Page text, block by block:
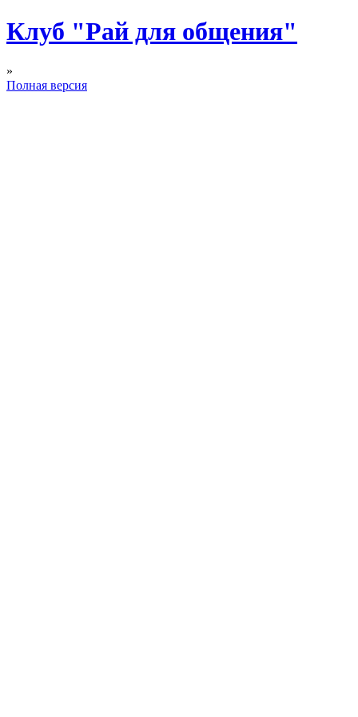
Клуб "Рай для общения"
»
Полная версия